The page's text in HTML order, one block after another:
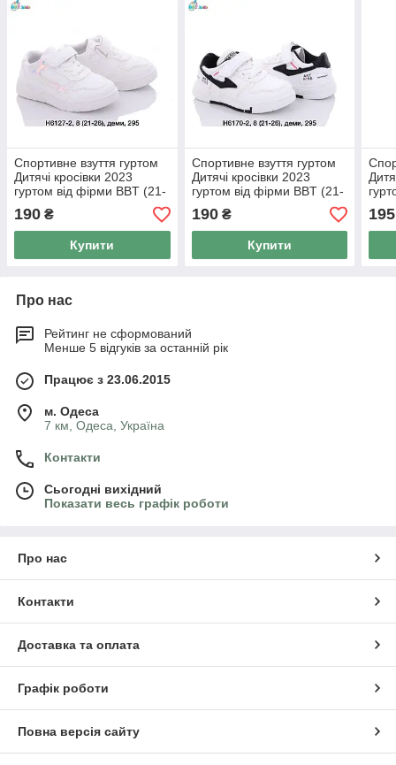
Спортивне взуття гуртом
Дитячі кросівки 2023
гуртом від фірми BBT (21-
26)
190 ₴
Купити
Спортивне взуття гуртом
Дитячі кросівки 2023
гуртом від фірми BBT (21-
26)
190₴
Купити
26)
195
Про нас
Рейтинг не сформований
Менше 5 відгуків за останній рік
Працює з 23.06.2015
м. Одеса
7 км, Одеса, Україна
Контакти
Сьогодні вихідний
Показати весь графік роботи
Про нас
Контакти
Доставка та оплата
Графік роботи
Повна версія сайту